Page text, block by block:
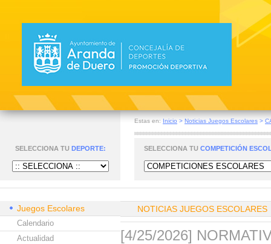
Estas en: Inicio > Noticias Juegos Escolares >
SELECCIONA TU DEPORTE: SELECCIONA TU COMPETICIÓN
Juegos Escolares
Calendario
Actualidad
NOTICIAS JUEGOS ESCOLARES
[4/25/2026]